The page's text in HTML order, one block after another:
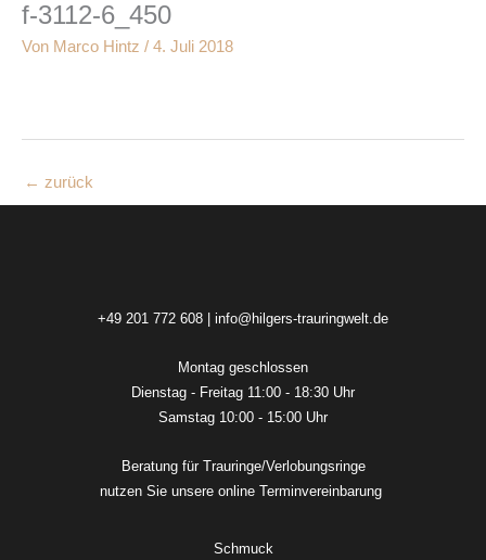
Zumf-3112-6_450
Von Marco Hintz / 4. Juli 2018
← zurück
+49 201 772 608 | info@hilgers-trauringwelt.de
Montag geschlossen
Dienstag - Freitag 11:00 - 18:30 Uhr
Samstag 10:00 - 15:00 Uhr
Beratung für Trauringe/Verlobungsringe
nutzen Sie unsere online Terminvereinbarung
Schmuck